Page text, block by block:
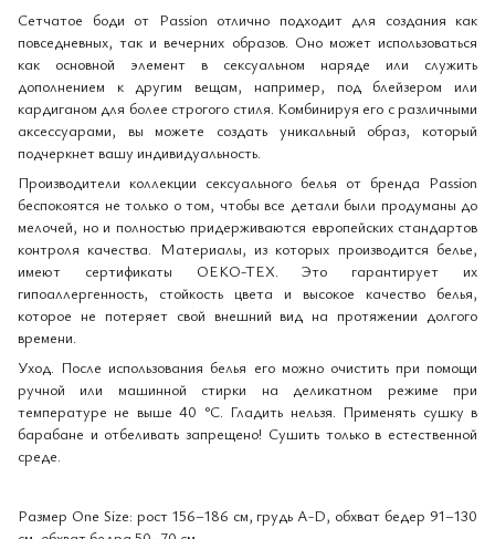
Сетчатое боди от Passion отлично подходит для создания как
повседневных, так и вечерних образов. Оно может использоваться
как основной элемент в сексуальном наряде или служить
дополнением к другим вещам, например, под блейзером или
кардиганом для более строгого стиля. Комбинируя его с различными
аксессуарами, вы можете создать уникальный образ, который
подчеркнет вашу индивидуальность.
Производители коллекции сексуального белья от бренда Passion
беспокоятся не только о том, чтобы все детали были продуманы до
мелочей, но и полностью придерживаются европейских стандартов
контроля качества. Материалы, из которых производится белье,
имеют сертификаты OEKO-TEX. Это гарантирует их
гипоаллергенность, стойкость цвета и высокое качество белья,
которое не потеряет свой внешний вид на протяжении долгого
времени.
Уход. После использования белья его можно очистить при помощи
ручной или машинной стирки на деликатном режиме при
температуре не выше 40 °С. Гладить нельзя. Применять сушку в
барабане и отбеливать запрещено! Сушить только в естественной
среде.
Размер One Size: рост 156–186 см, грудь A-D, обхват бедер 91–130